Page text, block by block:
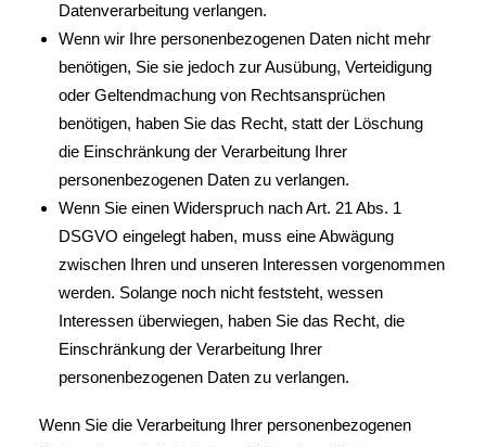
Datenverarbeitung verlangen.
Wenn wir Ihre personenbezogenen Daten nicht mehr
benötigen, Sie sie jedoch zur Ausübung, Verteidigung
oder Geltendmachung von Rechtsansprüchen
benötigen, haben Sie das Recht, statt der Löschung
die Einschränkung der Verarbeitung Ihrer
personenbezogenen Daten zu verlangen.
Wenn Sie einen Widerspruch nach Art. 21 Abs. 1
DSGVO eingelegt haben, muss eine Abwägung
zwischen Ihren und unseren Interessen vorgenommen
werden. Solange noch nicht feststeht, wessen
Interessen überwiegen, haben Sie das Recht, die
Einschränkung der Verarbeitung Ihrer
personenbezogenen Daten zu verlangen.
Wenn Sie die Verarbeitung Ihrer personenbezogenen